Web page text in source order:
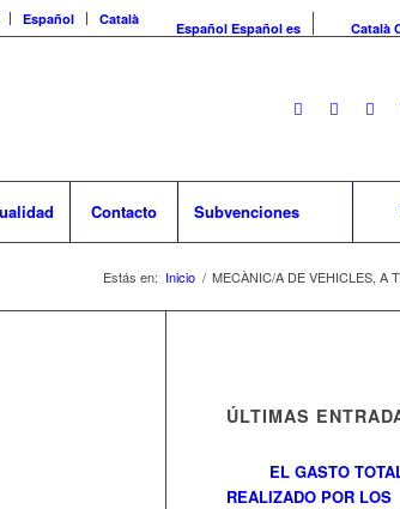
Español Català
Español Español es Català
Contacto Subvenciones
Estás en: Inicio / MECÀNIC/A DE VEHICLES, A
ÚLTIMAS
EL GASTO
REALIZADO POR LOS